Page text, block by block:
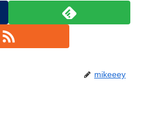
mikeeey